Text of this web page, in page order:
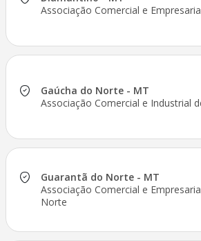
Associação Comercial e
Gaúcha do Norte - MT
Associação Comercial e Industrial
Guarantã do Norte - MT
Associação Comercial e
Norte